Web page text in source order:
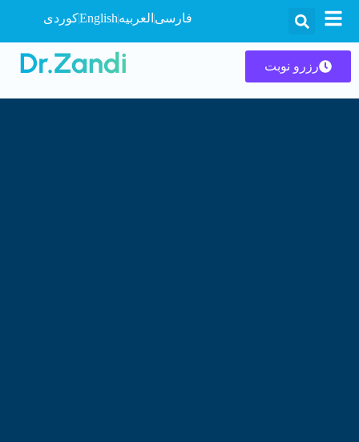
فارسی العربیهEnglishکوردی
رزرو نوبت